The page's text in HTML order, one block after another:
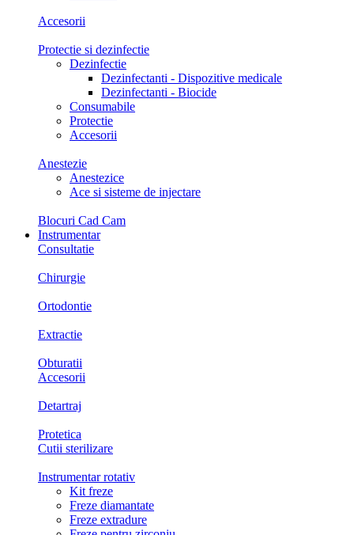
Accesorii
Protectie si dezinfectie
Dezinfectie
Dezinfectanti - Dispozitive medicale
Dezinfectanti - Biocide
Consumabile
Protectie
Accesorii
Anestezie
Anestezice
Ace si sisteme de injectare
Blocuri Cad Cam
Instrumentar
Consultatie
Chirurgie
Ortodontie
Extractie
Obturatii
Accesorii
Detartraj
Protetica
Cutii sterilizare
Instrumentar rotativ
Kit freze
Freze diamantate
Freze extradure